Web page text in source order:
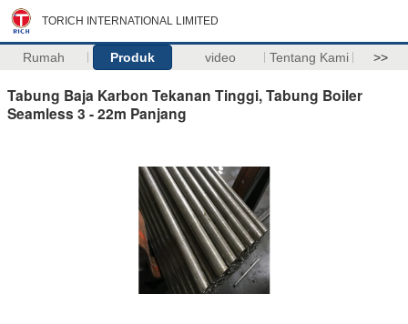
TORICH INTERNATIONAL LIMITED
Rumah Produk video Tentang Kami >>
Tabung Baja Karbon Tekanan Tinggi, Tabung Boiler
Seamless 3 - 22m Panjang